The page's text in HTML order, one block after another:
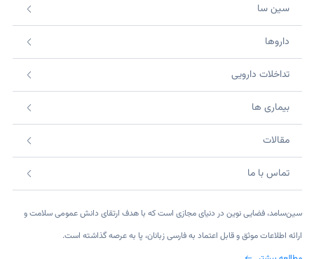
سین سا
داروها
تداخلات دارویی
بیماری ها
مقالات
تماس با ما
سین‌سامد، فضایی نوین در دنیای مجازی است که با هدف ارتقای دانش عمومی سلامت و
ارائه اطلاعات موثق و قابل اعتماد به فارسی زبانان، پا به عرصه گذاشته است.